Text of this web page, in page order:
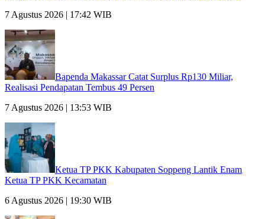
7 Agustus 2026 | 17:42 WIB
Bapenda Makassar Catat Surplus Rp130 Miliar,
Realisasi Pendapatan Tembus 49 Persen
7 Agustus 2026 | 13:53 WIB
Ketua TP PKK Kabupaten Soppeng Lantik Enam
Ketua TP PKK Kecamatan
6 Agustus 2026 | 19:30 WIB